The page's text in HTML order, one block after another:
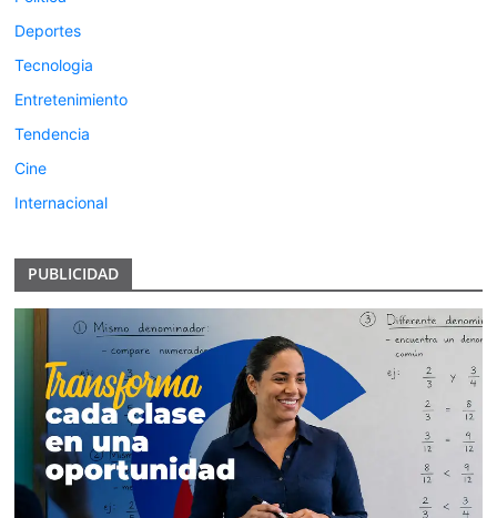
Deportes
Tecnologia
Entretenimiento
Tendencia
Cine
Internacional
PUBLICIDAD